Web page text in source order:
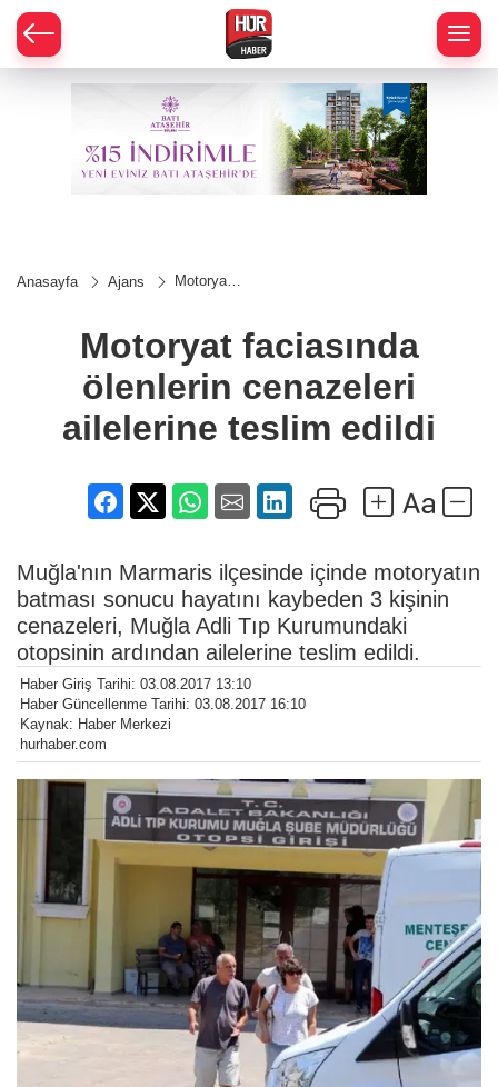
Anasayfa Ajans
Motoryat
cenazeleri
ailelerine
teslim
edildi
Motoryat faciasında
ölenlerin cenazeleri
ailelerine teslim edildi
Muğla'nın Marmaris ilçesinde içinde motoryatın
batması sonucu hayatını kaybeden 3 kişinin
cenazeleri, Muğla Adli Tıp Kurumundaki
otopsinin ardından ailelerine teslim edildi.
Haber Giriş Tarihi: 03.08.2017 13:10
Haber Güncellenme Tarihi: 03.08.2017 16:10
Kaynak: Haber Merkezi
hurhaber.com